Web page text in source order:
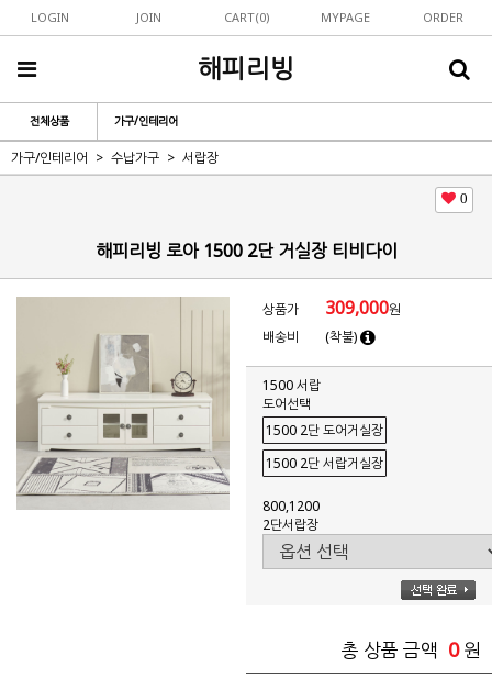
LOGIN JOIN CART(0) MYPAGE ORDER
해피리빙
전체상품 가구/인테리어
가구/인테리어 수납가구 서랍장
0
해피리빙 로아 1500 2단 거실장 티비다이
상품가 309,000원
배송비
(착불)
1500 서랍
도어선택
1500 2단 도어거실장
1500 2단 서랍거실장
800,1200
2단서랍장
총 상품 금액 0 원